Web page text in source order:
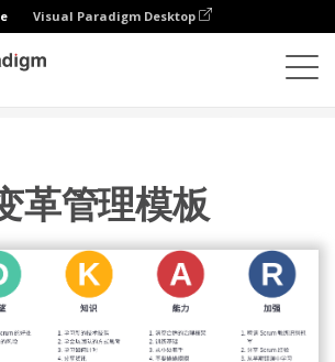
Visual Paradigm Desktop
革管理模板